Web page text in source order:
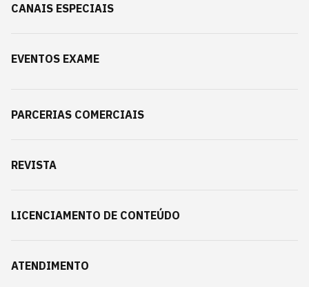
CANAIS ESPECIAIS
EVENTOS EXAME
PARCERIAS COMERCIAIS
REVISTA
LICENCIAMENTO DE CONTEÚDO
ATENDIMENTO